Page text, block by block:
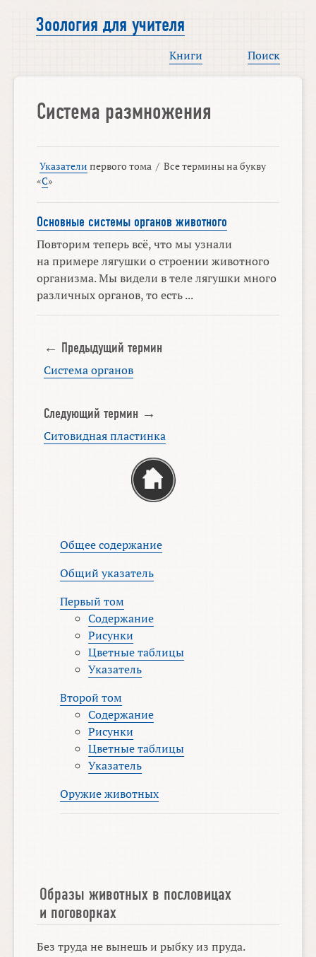
Зоология для учителя
Книги Поиск
Система размножения
Указатели первого тома / Все термины на букву
«С»
Основные системы органов животного
Повторим теперь всё, что мы узнали
на примере лягушки о строении животного
организма. Мы видели в теле лягушки много
различных органов, то есть ...
← Предыдущий термин
Система органов
Следующий термин →
Ситовидная пластинка
Общее содержание
Общий указатель
Первый том
Содержание
Рисунки
Цветные таблицы
Указатель
Второй том
Содержание
Рисунки
Цветные таблицы
Указатель
Оружие животных
Образы животных в пословицах
и поговорках
Без труда не вынешь и рыбку из пруда.